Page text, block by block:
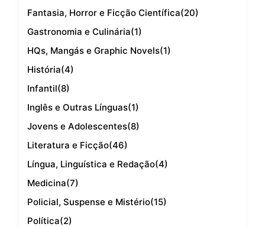
Fantasia, Horror e Ficção Científica(20)
Gastronomia e Culinária(1)
HQs, Mangás e Graphic Novels(1)
História(4)
Infantil(8)
Inglês e Outras Línguas(1)
Jovens e Adolescentes(8)
Literatura e Ficção(46)
Língua, Linguística e Redação(4)
Medicina(7)
Policial, Suspense e Mistério(15)
Política(2)